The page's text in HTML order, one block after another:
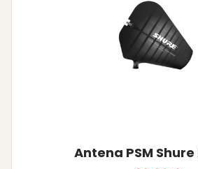
Antena PSM Shure